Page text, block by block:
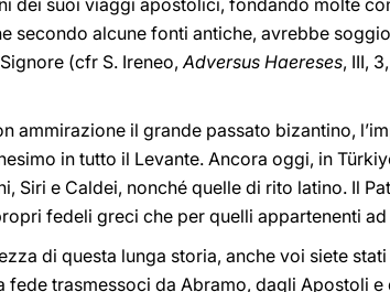
dei suoi viaggi apostolici, fondando molte
secondo alcune fonti antiche, avrebbe
(cfr S. Ireneo,Adversus Haereses, III,
ammirazione il grande passato bizantino,
in tutto il Levante. Ancora oggi, in
Siri e Caldei, nonché quelle di rito latino. Il
fedeli greci che per quelli appartenenti
di questa lunga storia, anche voi siete
fede trasmessoci da Abramo, dagli Apostoli